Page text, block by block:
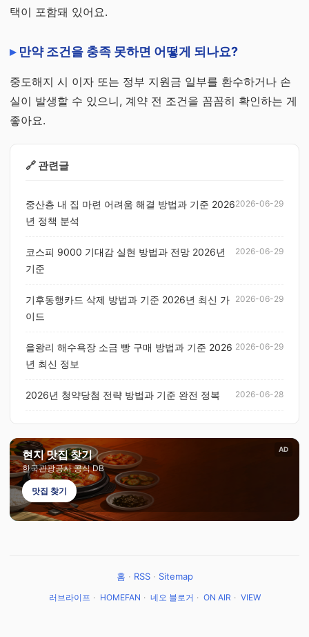
택이 포함돼 있어요.
만약 조건을 충족 못하면 어떻게 되나요?
중도해지 시 이자 또는 정부 지원금 일부를 환수하거나 손
실이 발생할 수 있으니, 계약 전 조건을 꼼꼼히 확인하는 게
좋아요.
🔗 관련글
중산층 내 집 마련 어려움 해결 방법과 기준 2026
년 정책 분석
2026-06-29
코스피 9000 기대감 실현 방법과 전망 2026년
기준
2026-06-29
기후동행카드 삭제 방법과 기준 2026년 최신 가
이드
2026-06-29
을왕리 해수욕장 소금 빵 구매 방법과 기준 2026
년 최신 정보
2026-06-29
2026년 청약당첨 전략 방법과 기준 완전 정복 2026-06-28
AD
현지 맛집 찾기
한국관광공사 공식 DB
맛집 찾기
홈 · RSS· Sitemap
러브라이프 · HOMEFAN · 네오 블로거 · ON AIR · VIEW